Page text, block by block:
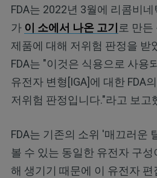
FDA는 2022년 3월에 리콤비
가 이 소에서 나온 고기 로 만
제품에 대해 저위험 판정을 받
FDA는 "이것은 식용으로 사용
유전자 변형[IGA]에 대한 FDA
저위험 판정입니다."라고 보고
FDA는 기존의 소위 '매끄러운
볼 수 있는 동일한 유전자 구
해 생기기 때문에 이 유전자